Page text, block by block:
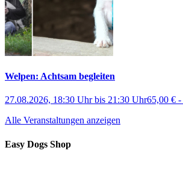
Welpen: Achtsam begleiten
27.08.2026, 18:30 Uhrbis 21:30 Uhr65,00 € -
Alle Veranstaltungen anzeigen
Easy Dogs Shop